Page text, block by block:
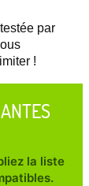
par
!
la liste